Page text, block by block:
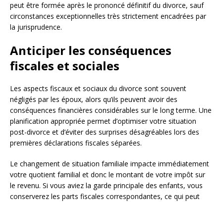
peut être formée après le prononcé définitif du divorce, sauf
circonstances exceptionnelles très strictement encadrées par
la jurisprudence.
Anticiper les conséquences
fiscales et sociales
Les aspects fiscaux et sociaux du divorce sont souvent
négligés par les époux, alors qu’ils peuvent avoir des
conséquences financières considérables sur le long terme. Une
planification appropriée permet d’optimiser votre situation
post-divorce et d’éviter des surprises désagréables lors des
premières déclarations fiscales séparées.
Le changement de situation familiale impacte immédiatement
votre quotient familial et donc le montant de votre impôt sur
le revenu. Si vous aviez la garde principale des enfants, vous
conserverez les parts fiscales correspondantes, ce qui peut